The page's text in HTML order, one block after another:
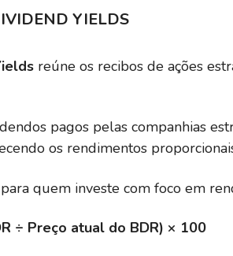
YIELDS
reúne os recibos de ações
pagos pelas companhias
os rendimentos
quem investe com foco em
÷ Preço atual do BDR) × 100